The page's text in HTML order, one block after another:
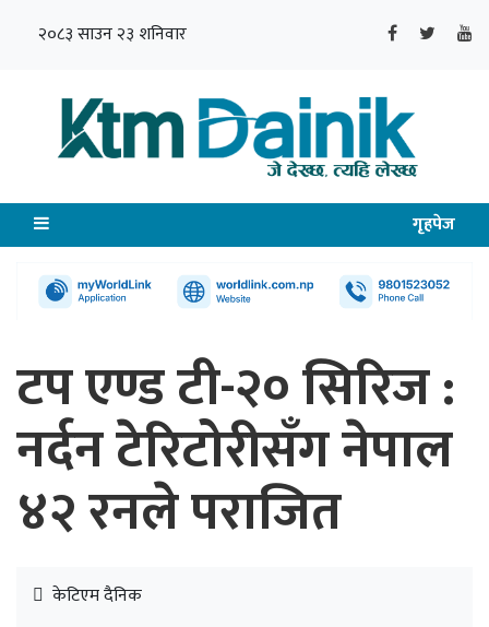
२०८३ साउन २३ शनिवार
गृहपेज
टप एण्ड टी-२० सिरिज :
नर्दन टेरिटोरीसँग नेपाल
४२ रनले पराजित
केटिएम दैनिक